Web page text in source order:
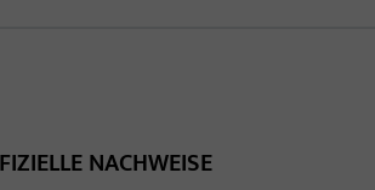
NACHWEISE